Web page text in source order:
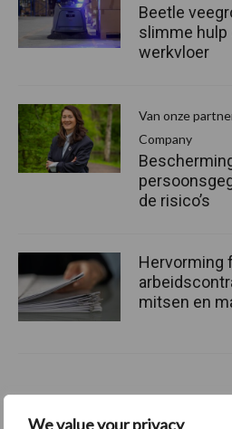
We value your privacy
Beetle
slimme hulp
werkvloer
Van onze
Company
de risico’s
Hervorming
mitsen en
Thema's Vakpartners